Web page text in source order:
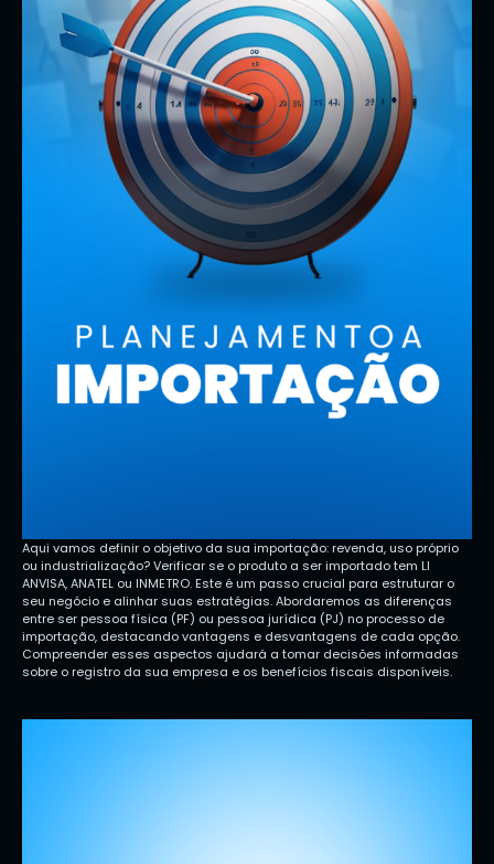
Aqui vamos definir o objetivo da sua importação: revenda, uso próprio
ou industrialização? Verificar se o produto a ser importado tem LI
ANVISA, ANATEL ou INMETRO. Este é um passo crucial para estruturar o
seu negócio e alinhar suas estratégias. Abordaremos as diferenças
entre ser pessoa física (PF) ou pessoa jurídica (PJ) no processo de
importação, destacando vantagens e desvantagens de cada opção.
Compreender esses aspectos ajudará a tomar decisões informadas
sobre o registro da sua empresa e os benefícios fiscais disponíveis.